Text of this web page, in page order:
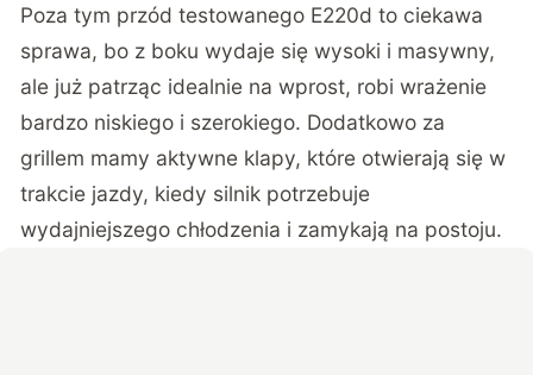
Poza tym przód testowanego E220d to ciekawa
sprawa, bo z boku wydaje się wysoki i masywny,
ale już patrząc idealnie na wprost, robi wrażenie
bardzo niskiego i szerokiego. Dodatkowo za
grillem mamy aktywne klapy, które otwierają się w
trakcie jazdy, kiedy silnik potrzebuje
wydajniejszego chłodzenia i zamykają na postoju.